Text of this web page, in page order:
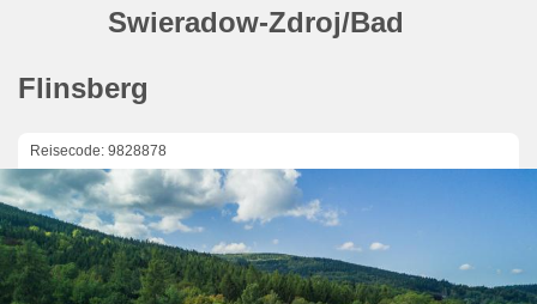
Swieradow-Zdroj/Bad
Flinsberg
Reisecode: 9828878